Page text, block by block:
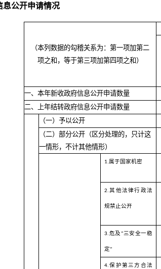
息公开申请情况
（本列数据的勾稽关系为：第一项加第二
项之和，等于第三项加第四项之和）
一、本年新收政府信息公开申请数量
二、上年结转政府信息公开申请数量
（一）予以公开
（二）部分公开（区分处理的，只计这
一情形，不计其他情形）
1.属于国家机密
2.其他法律行政法
规禁止公开
3.危及 “三安全一稳
定”
4.保护第三方合法